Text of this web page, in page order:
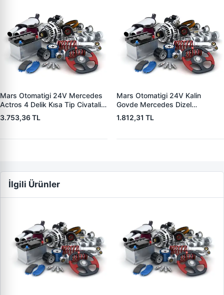
Mars Otomatigi 24V Mercedes
Actros 4 Delik Kısa Tip Civatali
Model Tipi 1941 | ZM 0832 |
OEM ZM 0832
3.753,36 TL
Mars Otomatigi 24V Kalin
Govde Mercedes Dizel
(CBSB703) Bosch Tipi 3 Delik
DAF ,Deutz,Ihc,Iveco,Khd,
241,616 / | ZM 0545 | OEM
1.812,31 TL
İlgili Ürünler